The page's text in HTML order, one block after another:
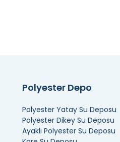
Polyester Depo
Polyester Yatay Su Deposu
Polyester Dikey Su Deposu
Ayaklı Polyester Su Deposu